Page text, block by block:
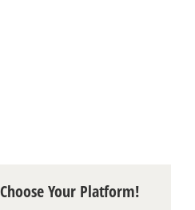
Your Platform!